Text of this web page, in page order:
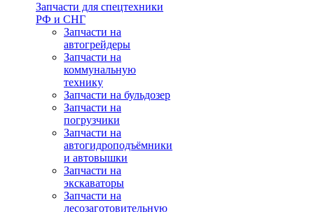
Запчасти для спецтехники
РФ и СНГ
Запчасти на
автогрейдеры
Запчасти на
коммунальную
технику
Запчасти на бульдозер
Запчасти на
погрузчики
Запчасти на
автогидроподъёмники
и автовышки
Запчасти на
экскаваторы
Запчасти на
лесозаготовительную